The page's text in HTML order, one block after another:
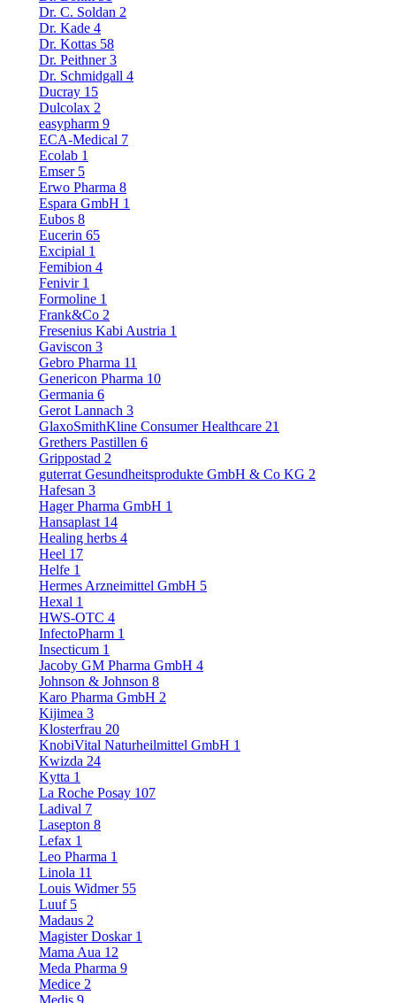
Dr. C. Soldan 2
Dr. Kade 4
Dr. Kottas 58
Dr. Peithner3
Dr. Schmidgall 4
Ducray 15
Dulcolax 2
easypharm 9
ECA-Medical 7
Ecolab 1
Emser 5
Erwo Pharma 8
Espara GmbH 1
Eubos 8
Eucerin 65
Excipial 1
Femibion 4
Fenivir 1
Formoline 1
Frank&Co 2
Fresenius Kabi Austria 1
Gaviscon 3
Gebro Pharma 11
Genericon Pharma 10
Germania 6
Gerot Lannach 3
GlaxoSmithKline Consumer Healthcare 21
Grethers Pastillen 6
Grippostad 2
guterrat Gesundheitsprodukte GmbH & Co KG 2
Hafesan 3
Hager Pharma GmbH 1
Hansaplast 14
Healing herbs 4
Heel 17
Helfe 1
Hermes Arzneimittel GmbH 5
Hexal 1
HWS-OTC 4
InfectoPharm 1
Insecticum 1
Jacoby GM Pharma GmbH 4
Johnson & Johnson 8
Karo Pharma GmbH 2
Kijimea 3
Klosterfrau 20
KnobiVital Naturheilmittel GmbH 1
Kwizda 24
Kytta 1
La Roche Posay 107
Ladival 7
Lasepton 8
Lefax 1
Leo Pharma 1
Linola 11
Louis Widmer 55
Luuf 5
Madaus 2
Magister Doskar 1
Mama Aua 12
Meda Pharma 9
Medice 2
Medis 9